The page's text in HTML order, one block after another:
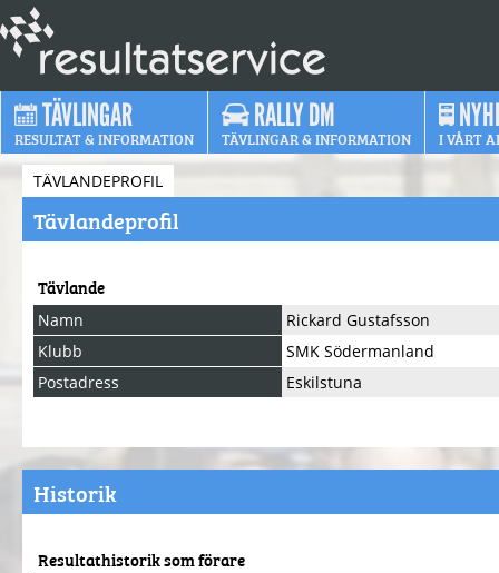
TÄVLINGAR
RESULTAT & INFORMATION
RALLY DM
TÄVLINGAR & INFORMATION I VÅRT
TÄVLANDEPROFIL
Tävlandeprofil
Tävlande
Namn
Rickard Gustafsson
Klubb
SMK Södermanland
Postadress
Eskilstuna
Historik
Resultathistorik som förare